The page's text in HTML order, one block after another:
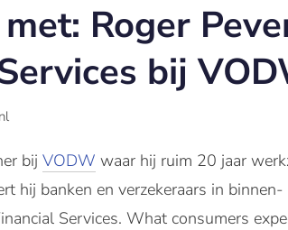
Roger
bij
bij VODW waar hij ruim 20 jaar
hij banken en verzekeraars in
Services. What consumers